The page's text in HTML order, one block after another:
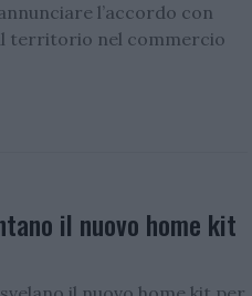
l’accordo con
territorio nel commercio
il nuovo home kit